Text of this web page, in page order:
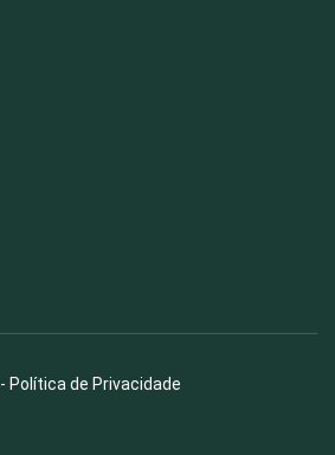
- Política de Privacidade